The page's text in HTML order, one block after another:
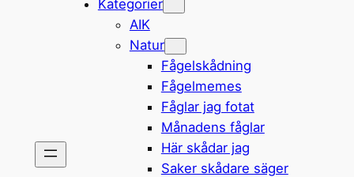
Kategorier
AIK
Natur
Fågelskådning
Fågelmemes
Fåglar jag fotat
Månadens fåglar
Här skådar jag
Saker skådare säger